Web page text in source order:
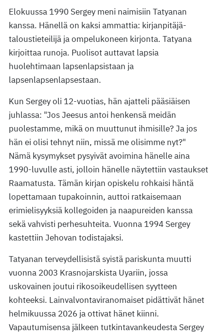
Elokuussa 1990 Sergey meni naimisiin Tatyanan
kanssa. Hänellä on kaksi ammattia: kirjanpitäjä-
taloustieteilijä ja ompelukoneen kirjonta. Tatyana
kirjoittaa runoja. Puolisot auttavat lapsia
huolehtimaan lapsenlapsistaan ja
lapsenlapsenlapsestaan.
Kun Sergey oli 12-vuotias, hän ajatteli pääsiäisen
juhlassa: "Jos Jeesus antoi henkensä meidän
puolestamme, mikä on muuttunut ihmisille? Ja jos
hän ei olisi tehnyt niin, missä me olisimme nyt?"
Nämä kysymykset pysyivät avoimina hänelle aina
1990-luvulle asti, jolloin hänelle näytettiin vastaukset
Raamatusta. Tämän kirjan opiskelu rohkaisi häntä
lopettamaan tupakoinnin, auttoi ratkaisemaan
erimielisyyksiä kollegoiden ja naapureiden kanssa
sekä vahvisti perhesuhteita. Vuonna 1994 Sergey
kastettiin Jehovan todistajaksi.
Tatyanan terveydellisistä syistä pariskunta muutti
vuonna 2003 Krasnojarskista Uyariin, jossa
uskovainen joutui rikosoikeudellisen syytteen
kohteeksi. Lainvalvontaviranomaiset pidättivät hänet
helmikuussa 2026 ja ottivat hänet kiinni.
Vapautumisensa jälkeen tutkintavankeudesta Sergey